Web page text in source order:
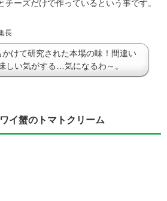
ーズだけで作っているという事です。
長
かけて研究された本場の味！間違い
しい気がする…気になるわ～。
イ蟹のトマトクリーム